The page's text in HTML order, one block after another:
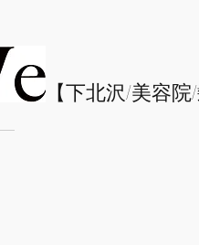
​【下北沢/美容